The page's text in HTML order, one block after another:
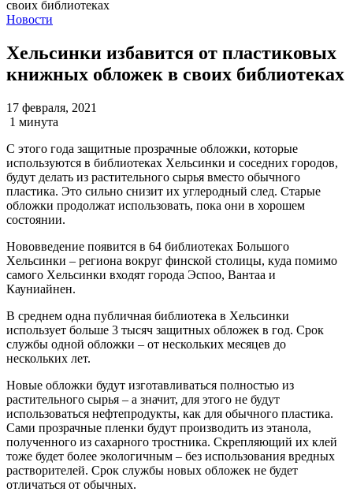
Новости
Хельсинки избавится от пластиковых
книжных обложек в своих библиотеках
17 февраля, 2021
1 минута
С этого года защитные прозрачные обложки, которые
используются в библиотеках Хельсинки и соседних городов,
будут делать из растительного сырья вместо обычного
пластика. Это сильно снизит их углеродный след. Старые
обложки продолжат использовать, пока они в хорошем
состоянии.
Нововведение появится в 64 библиотеках Большого
Хельсинки – региона вокруг финской столицы, куда помимо
самого Хельсинки входят города Эспоо, Вантаа и
Кауниайнен.
В среднем одна публичная библиотека в Хельсинки
использует больше 3 тысяч защитных обложек в год. Срок
службы одной обложки – от нескольких месяцев до
нескольких лет.
Новые обложки будут изготавливаться полностью из
растительного сырья – а значит, для этого не будут
использоваться нефтепродукты, как для обычного пластика.
Сами прозрачные пленки будут производить из этанола,
полученного из сахарного тростника. Скрепляющий их клей
тоже будет более экологичным – без использования вредных
растворителей. Срок службы новых обложек не будет
отличаться от обычных.